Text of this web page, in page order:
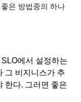
은 방법중의 하나
에서 설정하는
그 비지니스가 추
한다. 그러면 좋은